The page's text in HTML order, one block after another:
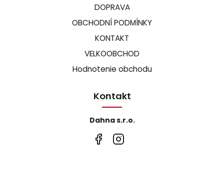
DOPRAVA
OBCHODNÍ PODMÍNKY
KONTAKT
VELKOOBCHOD
Hodnotenie obchodu
Kontakt
Dahna s.r.o.